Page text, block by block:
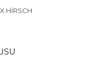
HIRSCH